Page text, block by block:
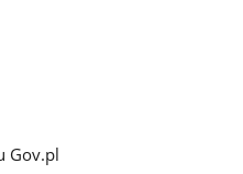
Gov.pl